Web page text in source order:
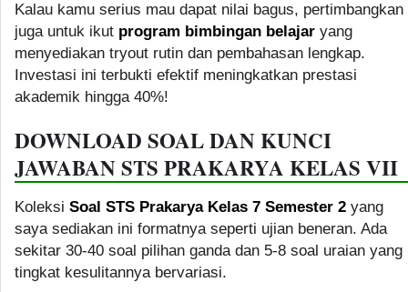
Kalau kamu serius mau dapat nilai bagus, pertimbangkan
juga untuk ikut program bimbingan belajar yang
menyediakan tryout rutin dan pembahasan lengkap.
Investasi ini terbukti efektif meningkatkan prestasi
akademik hingga 40%!
DOWNLOAD SOAL DAN KUNCI
JAWABAN STS PRAKARYA KELAS VII
Koleksi Soal STS Prakarya Kelas 7 Semester 2 yang
saya sediakan ini formatnya seperti ujian beneran. Ada
sekitar 30-40 soal pilihan ganda dan 5-8 soal uraian yang
tingkat kesulitannya bervariasi.